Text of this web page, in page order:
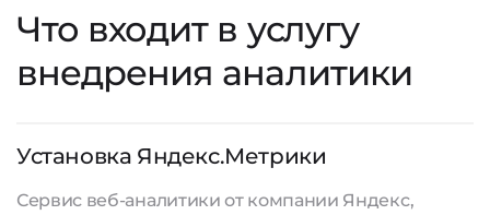
Что входит в услугу
внедрения аналитики
Установка Яндекс.Метрики
Сервис веб-аналитики от компании Яндекс,